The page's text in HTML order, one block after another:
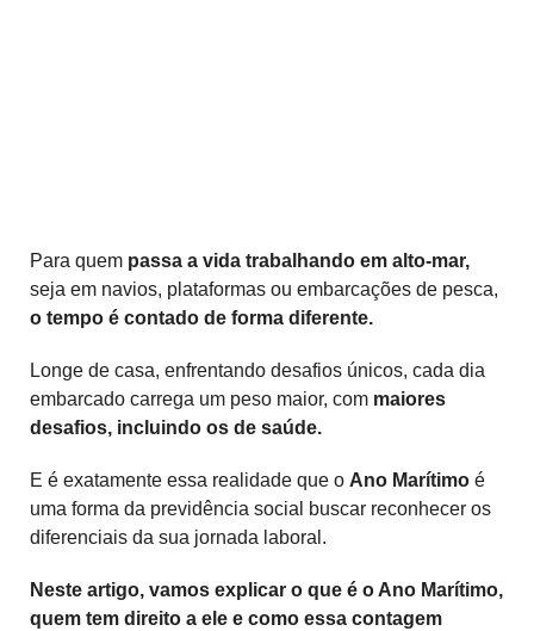
Para quem passa a vida trabalhando em alto-mar,
seja em navios, plataformas ou embarcações de pesca,
o tempo é contado de forma diferente.
Longe de casa, enfrentando desafios únicos, cada dia
embarcado carrega um peso maior, com maiores
desafios, incluindo os de saúde.
E é exatamente essa realidade que o Ano Marítimo é
uma forma da previdência social buscar reconhecer os
diferenciais da sua jornada laboral.
Neste artigo, vamos explicar o que é o Ano Marítimo,
quem tem direito a ele e como essa contagem